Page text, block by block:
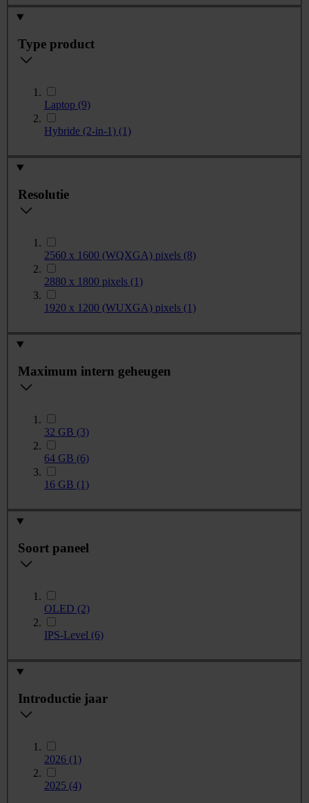
Type product
Laptop (9)
Hybride (2-in-1) (1)
Resolutie
2560 x 1600 (WQXGA) pixels (8)
2880 x 1800 pixels (1)
1920 x 1200 (WUXGA) pixels (1)
Maximum intern geheugen
32 GB (3)
64 GB (6)
16 GB (1)
Soort paneel
OLED (2)
IPS-Level (6)
Introductie jaar
2026 (1)
2025 (4)